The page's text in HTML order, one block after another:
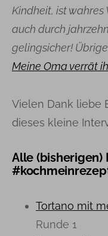
Kindheit, ist
auch durch
gelingsicher!
Meine Oma verrät
Vielen Dank liebe
dieses kleine
Alle (bisherigen)
Tortano mit
Runde 1